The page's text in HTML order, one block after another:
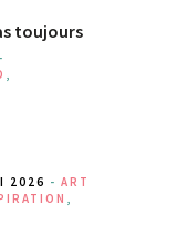
toujours
-
,
2026 - ART
,